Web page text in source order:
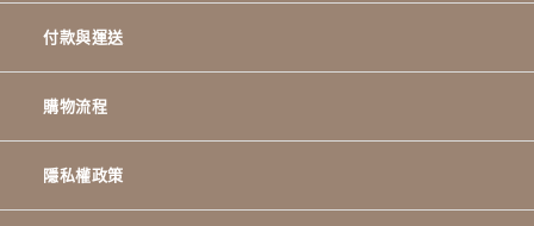
付款與運送
購物流程
隱私權政策